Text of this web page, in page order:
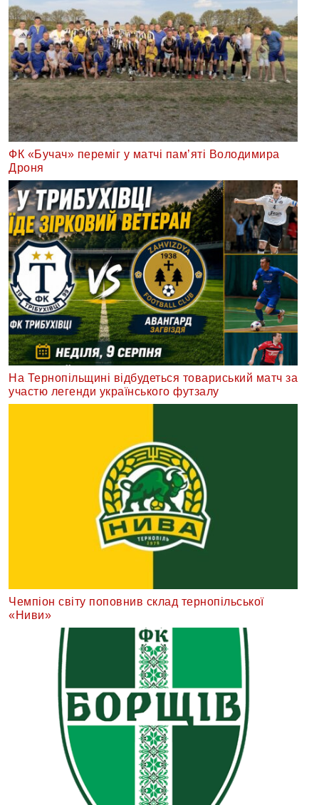
ФК «Бучач» переміг у матчі пам’яті Володимира
Дроня
На Тернопільщині відбудеться товариський матч за
участю легенди українського футзалу
Чемпіон світу поповнив склад тернопільської
«Ниви»